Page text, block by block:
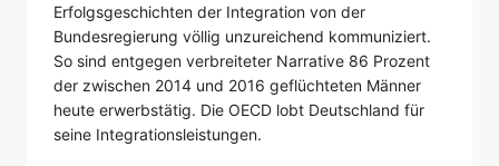
Erfolgsgeschichten der Integration von der
Bundesregierung völlig unzureichend kommuniziert.
So sind entgegen verbreiteter Narrative 86 Prozent
der zwischen 2014 und 2016 geflüchteten Männer
heute erwerbstätig. Die OECD lobt Deutschland für
seine Integrationsleistungen.